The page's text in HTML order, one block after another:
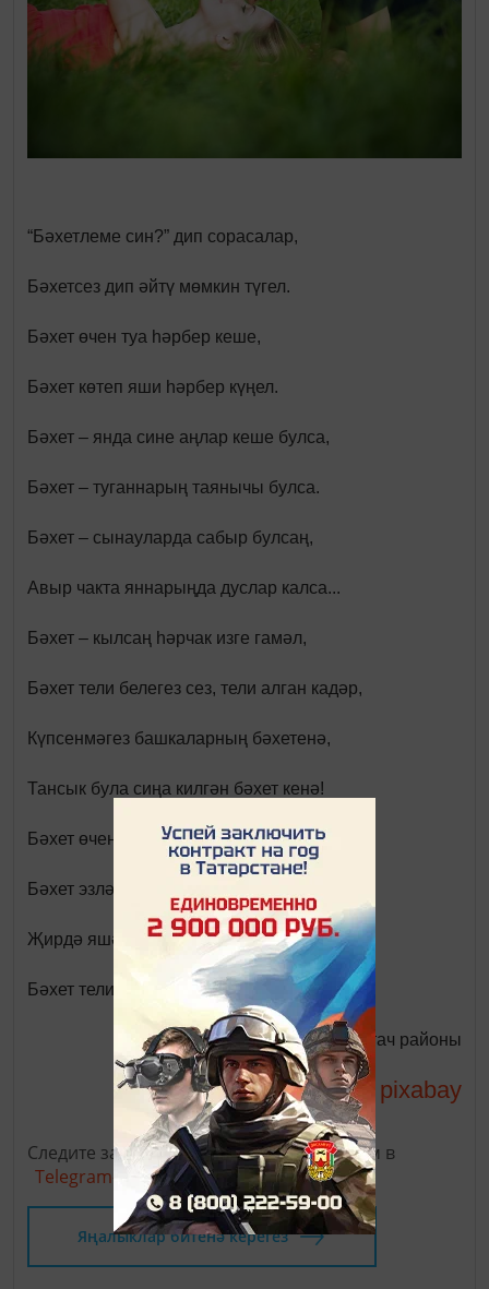
“Бәхетлеме син?” дип сорасалар,
Бәхетсез дип әйтү мөмкин түгел.
Бәхет өчен туа һәрбер кеше,
Бәхет көтеп яши һәрбер күңел.
Бәхет – янда сине аңлар кеше булса,
Бәхет – туганнарың таянычы булса.
Бәхет – сынауларда сабыр булсаң,
Aвыр чакта яннарыңда дуслар калса...
Бәхет – кылсаң һәрчак изге гамәл,
Бәхет тели белегез сез, тели алган кадәр,
Күпсенмәгез башкаларның бәхетенә,
Тансык була сиңа килгән бәхет кенә!
Бәхет өчен күңелләргә бер нур кирәк,
Бәхет эзләп газаплана күпме йөрәк...
Җирдә яшәү – үзе бер зур бәхет булса,
Бәхет телим гомерлеккә сезгә, дуслар!
Динә Җәләева.Балтач районы
фото: pixabay
Следите за самым важным и интересным в
Telegram-канале Татмедиа
Яңалыклар битенә керегез